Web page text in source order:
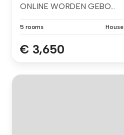
ONLINE WORDEN GEBO...
5 rooms House
€ 3,650